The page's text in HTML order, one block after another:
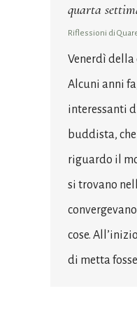
quarta
Riflessioni di
Venerdì
Alcuni anni
interessanti
buddista,
riguardo il
si trovano
cose.
di metta